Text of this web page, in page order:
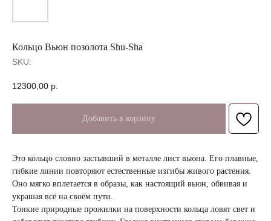
Кольцо Вьюн позолота Shu-Sha
SKU:
12300,00 р.
Добавить в корзину
Это кольцо словно застывший в металле лист вьюна. Его плавные,
гибкие линии повторяют естественные изгибы живого растения.
Оно мягко вплетается в образы, как настоящий вьюн, обвивая и
украшая всё на своём пути.
Тонкие природные прожилки на поверхности кольца ловят свет и